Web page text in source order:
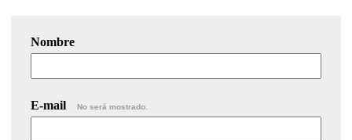
Nombre
E-mail No será mostrado.